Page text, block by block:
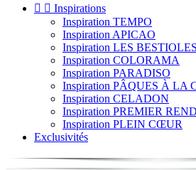
  Inspirations
Inspiration TEMPO
Inspiration APICAO
Inspiration LES BESTIOLES
Inspiration COLORAMA
Inspiration PARADISO
Inspiration PÂQUES À LA
Inspiration CELADON
Inspiration PREMIER
Inspiration PLEIN CŒUR
Exclusivités